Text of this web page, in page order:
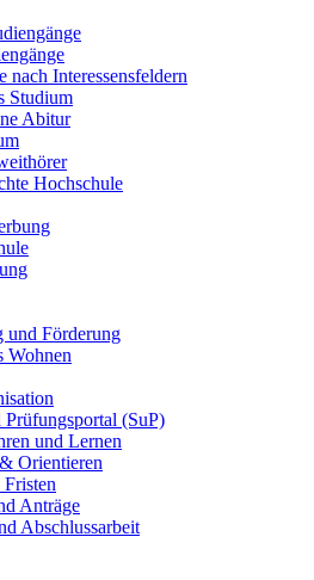
nach Interessensfeldern
Studium
Abitur
Hochschule
und Förderung
Wohnen
Prüfungsportal (SuP)
und Lernen
Orientieren
Fristen
Anträge
Abschlussarbeit